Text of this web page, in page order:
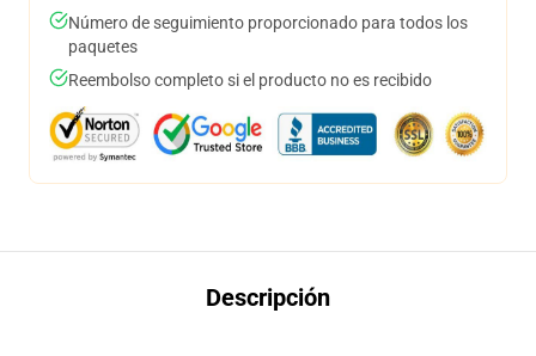
Número de seguimiento proporcionado para todos los
paquetes
Reembolso completo si el producto no es recibido
Descripción